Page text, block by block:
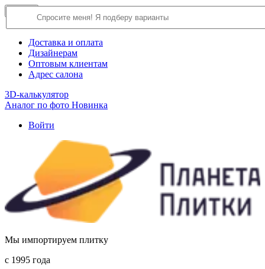
О компании
Доставка и оплата
Дизайнерам
Оптовым клиентам
Адрес салона
3D-калькулятор
Аналог по фото Новинка
Войти
Мы импортируем плитку
c 1995 года